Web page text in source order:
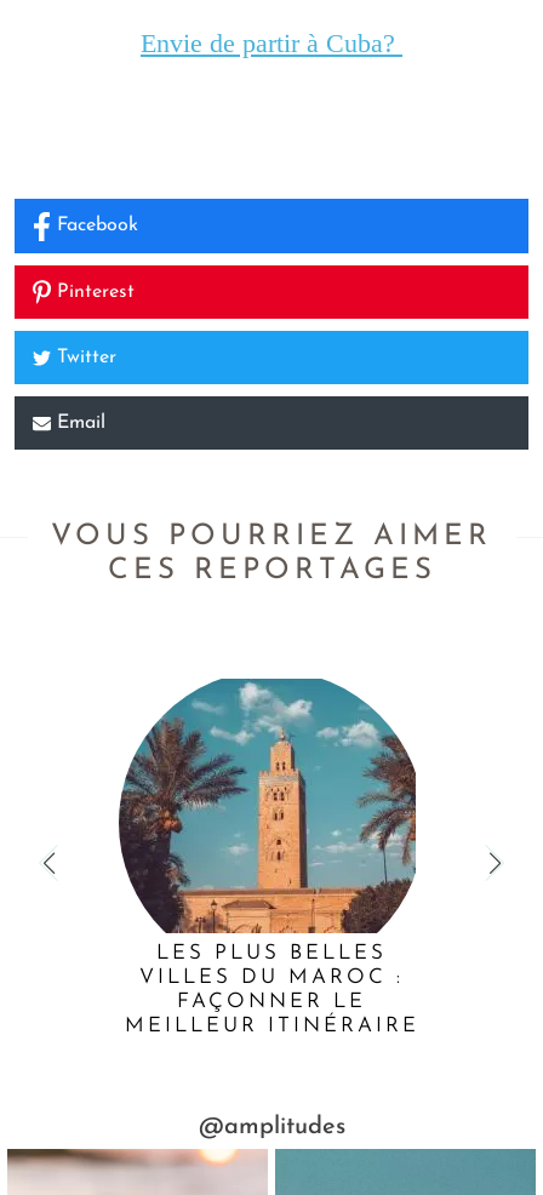
Envie de partir à Cuba?
Facebook
Pinterest
Twitter
Email
VOUS POURRIEZ AIMER
CES REPORTAGES
LES PLUS BELLES
VILLES DU MAROC :
FAÇONNER LE
MEILLEUR ITINÉRAIRE
@amplitudes